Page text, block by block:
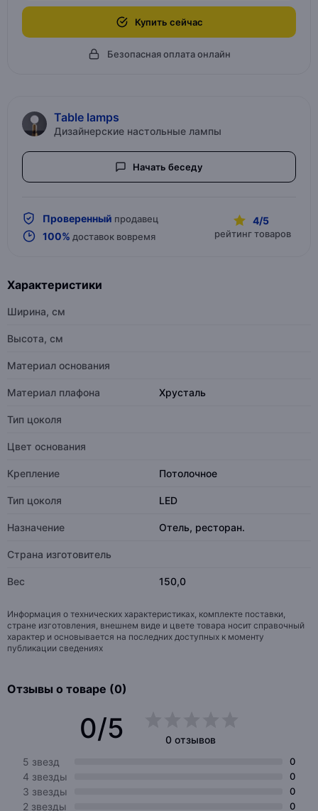
Купить сейчас
Безопасная оплата онлайн
Table lamps
Дизайнерские настольные лампы
Начать беседу
Проверенный продавец
100% доставок вовремя
4/5
рейтинг товаров
Характеристики
Ширина, см
Высота, см
Материал основания
Материал плафона Хрусталь
Тип цоколя
Цвет основания
Крепление Потолочное
Тип цоколя LED
Назначение Отель, ресторан.
Страна изготовитель
Вес 150,0
Информация о технических характеристиках, комплекте поставки,
стране изготовления, внешнем виде и цвете товара носит справочный
характер и основывается на последних доступных к моменту
публикации сведениях
Отзывы о товаре (0)
0/5
0 отзывов
5 звезд
0
4 звезды 0
3 звезды 0
2 звезды 0